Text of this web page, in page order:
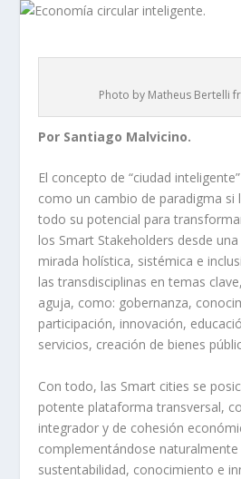
Photo by Matheus Bertelli
Por Santiago Malvicino.
El concepto de “ciudad
como un cambio de paradigma si
todo su potencial para
los Smart Stakeholders desde
mirada holística, sistémica e
las transdisciplinas en temas
aguja, como: gobernanza,
participación, innovación,
servicios, creación de bienes
Con todo, las Smart cities se
potente plataforma transversal,
integrador y de cohesión
complementándose
sustentabilidad, conocimiento e